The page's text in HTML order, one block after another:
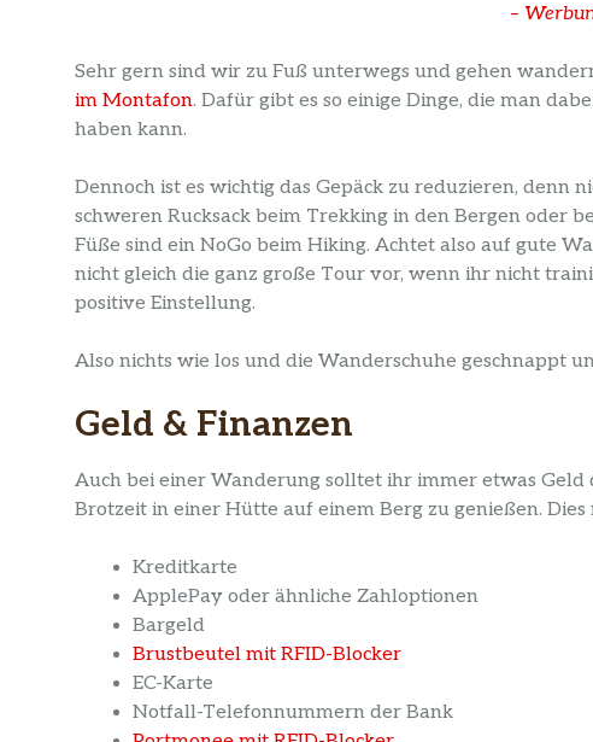
–
Sehr gern sind wir zu Fuß unterwegs und gehen
im Montafon. Dafür gibt es so einige Dinge, die man
haben kann.
Dennoch ist es wichtig das Gepäck zu reduzieren, denn
schweren Rucksack beim Trekking in den Bergen oder
Füße sind ein NoGo beim Hiking. Achtet also auf gute
nicht gleich die ganz große Tour vor, wenn ihr nicht
positive Einstellung.
Also nichts wie los und die Wanderschuhe geschnappt
Geld & Finanzen
Auch bei einer Wanderung solltet ihr immer etwas Geld
Brotzeit in einer Hütte auf einem Berg zu genießen.
Kreditkarte
ApplePay oder ähnliche Zahloptionen
Bargeld
Brustbeutel mit RFID-Blocker
EC-Karte
Notfall-Telefonnummern der Bank